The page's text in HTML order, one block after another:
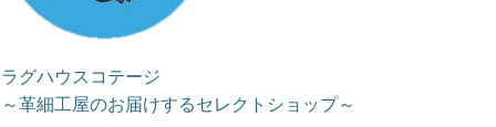
ラグハウスコテージ
～革細工屋のお届けするセレクトショップ～